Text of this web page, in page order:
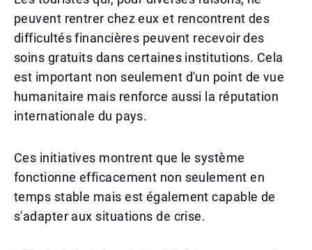
peuvent rentrer chez eux et rencontrent des
difficultés financières peuvent recevoir des
soins gratuits dans certaines institutions. Cela
est important non seulement d'un point de vue
humanitaire mais renforce aussi la réputation
internationale du pays.
Ces initiatives montrent que le système
fonctionne efficacement non seulement en
temps stable mais est également capable de
s'adapter aux situations de crise.